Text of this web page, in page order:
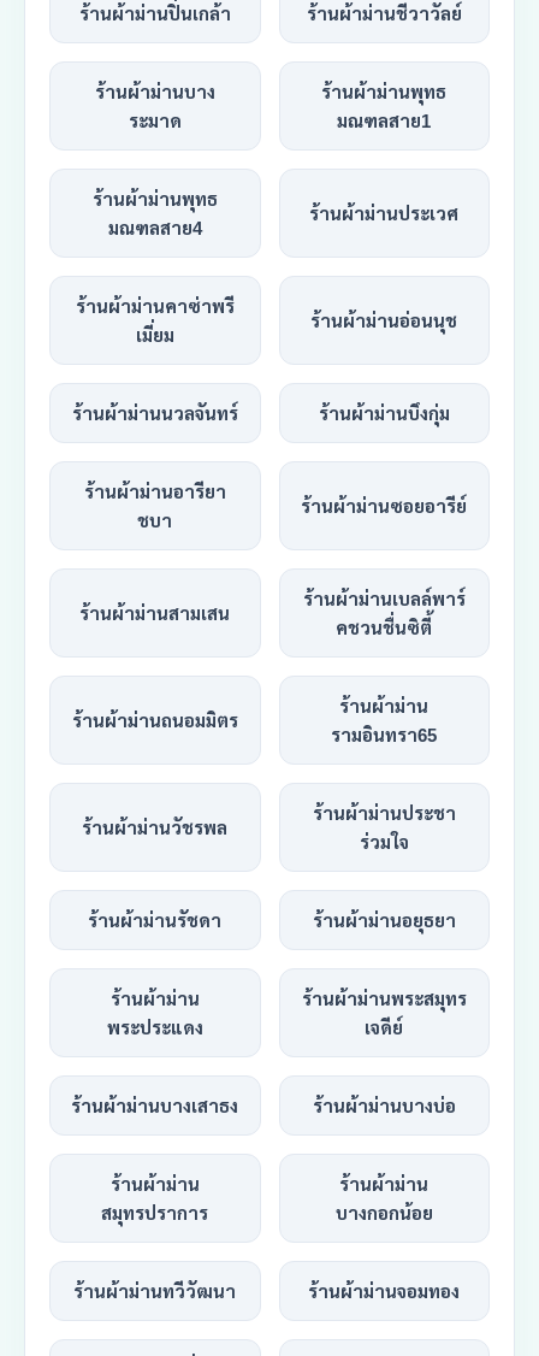
ร้านผ้าม่านปิ่นเกล้า ร้านผ้าม่านชีวาวัลย์
ร้านผ้าม่านบาง
ระมาด
ร้านผ้าม่านพุทธ
มณฑลสาย1
ร้านผ้าม่านพุทธ
มณฑลสาย4
ร้านผ้าม่านประเวศ
ร้านผ้าม่านคาซ่าพรี
เมี่ยม
ร้านผ้าม่านอ่อนนุช
ร้านผ้าม่านนวลจันทร์ ร้านผ้าม่านบึงกุ่ม
ร้านผ้าม่านอารียา
ชบา
ร้านผ้าม่านซอยอารีย์
ร้านผ้าม่านสามเสน
ร้านผ้าม่านเบลล์พาร์
คชวนชื่นซิตี้
ร้านผ้าม่านถนอมมิตร
ร้านผ้าม่าน
รามอินทรา65
ร้านผ้าม่านวัชรพล
ร้านผ้าม่านประชา
ร่วมใจ
ร้านผ้าม่านรัชดา ร้านผ้าม่านอยุธยา
ร้านผ้าม่าน
พระประแดง
ร้านผ้าม่านพระสมุทร
เจดีย์
ร้านผ้าม่านบางเสาธง ร้านผ้าม่านบางบ่อ
ร้านผ้าม่าน
สมุทรปราการ
ร้านผ้าม่าน
บางกอกน้อย
ร้านผ้าม่านทวีวัฒนา ร้านผ้าม่านจอมทอง